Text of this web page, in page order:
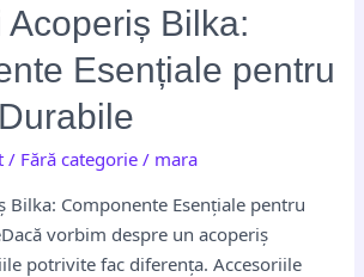
Bilka:
Esențiale pentru
/ Fără categorie / mara
Bilka: Componente Esențiale pentru
vorbim despre un acoperiș
potrivite fac diferența. Accesoriile